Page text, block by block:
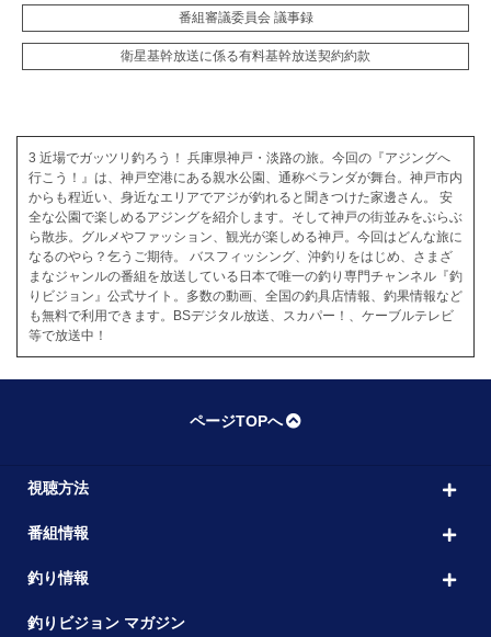
番組審議委員会 議事録
衛星基幹放送に係る有料基幹放送契約約款
3 近場でガッツリ釣ろう！ 兵庫県神戸・淡路の旅。今回の『アジングへ
行こう！』は、神戸空港にある親水公園、通称ベランダが舞台。神戸市内
からも程近い、身近なエリアでアジが釣れると聞きつけた家邊さん。 安
全な公園で楽しめるアジングを紹介します。そして神戸の街並みをぶらぶ
ら散歩。グルメやファッション、観光が楽しめる神戸。今回はどんな旅に
なるのやら？乞うご期待。 バスフィッシング、沖釣りをはじめ、さまざ
まなジャンルの番組を放送している日本で唯一の釣り専門チャンネル『釣
りビジョン』公式サイト。多数の動画、全国の釣具店情報、釣果情報など
も無料で利用できます。BSデジタル放送、スカパー！、ケーブルテレビ
等で放送中！
ページTOPへ
視聴方法
番組情報
釣り情報
釣りビジョン マガジン